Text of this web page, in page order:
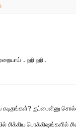
.. ஹி ஹி..
கடிதங்கள்? குப்பைன்னு
சிக்கிய பொக்கிஷங்களில்